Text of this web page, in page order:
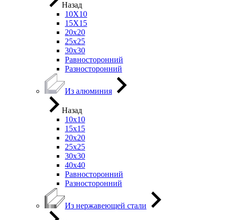
Назад
10Х10
15Х15
20х20
25х25
30х30
Равносторонний
Разносторонний
Из алюминия
Назад
10х10
15х15
20х20
25х25
30х30
40х40
Равносторонний
Разносторонний
Из нержавеющей стали